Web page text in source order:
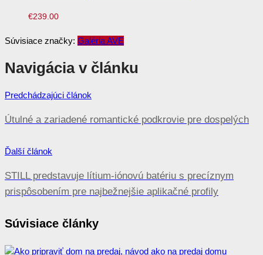
€239.00
Súvisiace značky: Galéria AVE
Navigácia v článku
Predchádzajúci článok
Útulné a zariadené romantické podkrovie pre dospelých
Ďalší článok
STILL predstavuje lítium-iónovú batériu s precíznym
prispôsobením pre najbežnejšie aplikačné profily
Súvisiace články